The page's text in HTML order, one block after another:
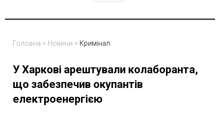
Головна > Новини > Кримінал
У Харкові арештували колаборанта,
що забезпечив окупантів
електроенергією